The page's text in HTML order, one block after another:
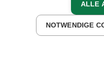
JETZT ANFRAGEN
ALLE
NOTWENDIGE